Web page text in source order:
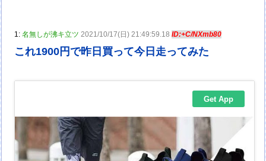
1:名無しが沸キ立ツ 2021/10/17(日) 21:49:59.18ID:+C/NXmb80
これ1900円で昨日買って今日走ってみた